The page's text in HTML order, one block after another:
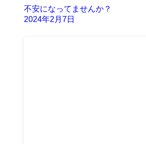
不安になってませんか？
2024年2月7日